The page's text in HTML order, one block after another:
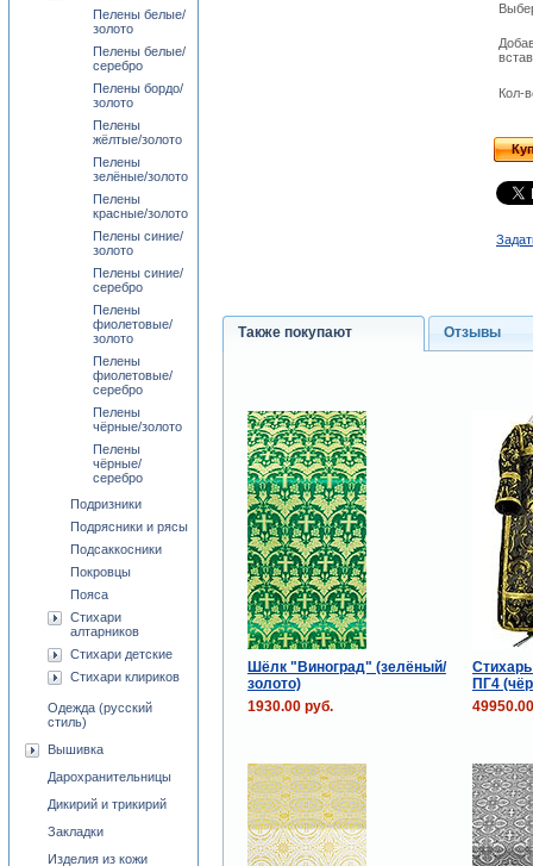
Кол-
Также покупают Отзывы
Шёлк "Виноград" (зелёный/
золото)
ПГ4
1930.00 руб.
Пелены белые/
золото
Пелены белые/
серебро
Пелены бордо/
золото
Пелены
жёлтые/золото
Пелены
зелёные/золото
Пелены
красные/золото
Пелены синие/
золото
Пелены синие/
серебро
Пелены
фиолетовые/
золото
Пелены
фиолетовые/
серебро
Пелены
чёрные/золото
Пелены
чёрные/
серебро
Подризники
Подрясники и рясы
Подсаккосники
Покровцы
Пояса
Стихари
алтарников
Стихари детские
Стихари клириков
Одежда (русский
стиль)
Вышивка
Дарохранительницы
Дикирий и трикирий
Закладки
Изделия из кожи